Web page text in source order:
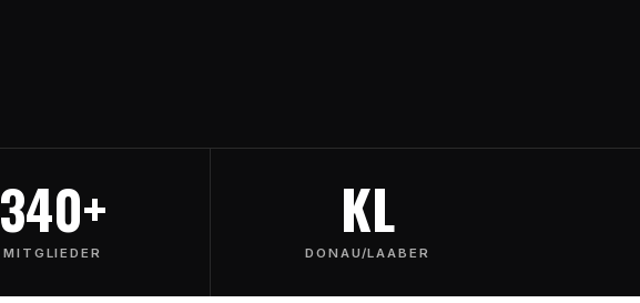
340+
MITGLIEDER
KL
DONAU/LAABER